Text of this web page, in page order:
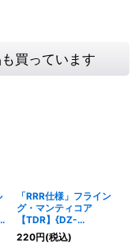
買っています
「RRR仕様」フライン
グ・マンティコア
【TDR】{DZ-
SS02/005R}《ダークス
テイツ》
220円(税込)